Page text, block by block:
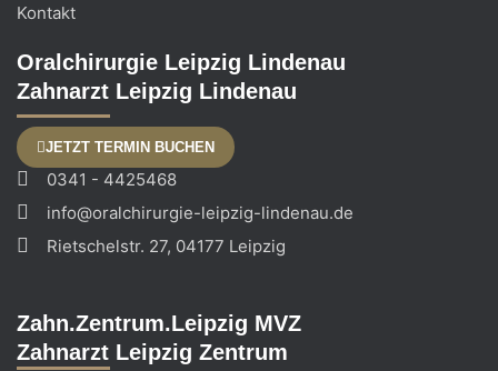
Kontakt
Oralchirurgie Leipzig Lindenau
Zahnarzt Leipzig Lindenau
JETZT TERMIN BUCHEN
0341 - 4425468
info@oralchirurgie-leipzig-lindenau.de
Rietschelstr. 27, 04177 Leipzig
Zahn.Zentrum.Leipzig MVZ
Zahnarzt Leipzig Zentrum